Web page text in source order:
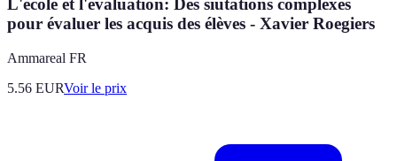
L'école et l'évaluation: Des siutations complexes
pour évaluer les acquis des élèves - Xavier Roegiers
Ammareal FR
5.56 EURVoir le prix